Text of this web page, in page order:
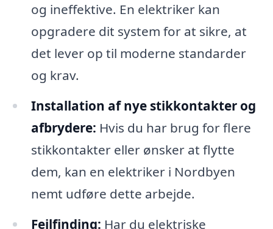
og ineffektive. En elektriker kan
opgradere dit system for at sikre, at
det lever op til moderne standarder
og krav.
Installation af nye stikkontakter og
afbrydere: Hvis du har brug for flere
stikkontakter eller ønsker at flytte
dem, kan en elektriker i Nordbyen
nemt udføre dette arbejde.
Fejlfinding: Har du elektriske